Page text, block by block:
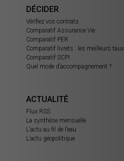
DÉCIDER
Vérifiez vos contrats
Comparatif Assurance Vie
Comparatif PER
Comparatif livrets : les meilleurs taux
Comparatif SCPI
Quel mode d’accompagnement ?
ACTUALITÉ
Flux RSS
La synthèse mensuelle
L’actu au fil de l’eau
L’actu géopolitique